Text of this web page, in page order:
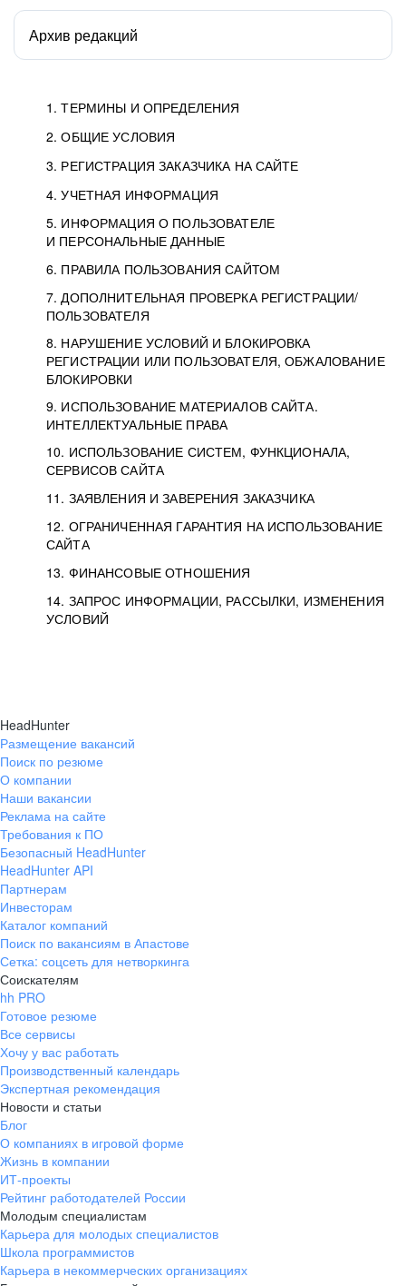
1. ТЕРМИНЫ И ОПРЕДЕЛЕНИЯ
2. ОБЩИЕ УСЛОВИЯ
3. РЕГИСТРАЦИЯ ЗАКАЗЧИКА НА САЙТЕ
4. УЧЕТНАЯ ИНФОРМАЦИЯ
5. ИНФОРМАЦИЯ О ПОЛЬЗОВАТЕЛЕ
И ПЕРСОНАЛЬНЫЕ ДАННЫЕ
6. ПРАВИЛА ПОЛЬЗОВАНИЯ САЙТОМ
7. ДОПОЛНИТЕЛЬНАЯ ПРОВЕРКА РЕГИСТРАЦИИ/
ПОЛЬЗОВАТЕЛЯ
8. НАРУШЕНИЕ УСЛОВИЙ И БЛОКИРОВКА
РЕГИСТРАЦИИ ИЛИ ПОЛЬЗОВАТЕЛЯ, ОБЖАЛОВАНИЕ
БЛОКИРОВКИ
9. ИСПОЛЬЗОВАНИЕ МАТЕРИАЛОВ САЙТА.
ИНТЕЛЛЕКТУАЛЬНЫЕ ПРАВА
10. ИСПОЛЬЗОВАНИЕ СИСТЕМ, ФУНКЦИОНАЛА,
СЕРВИСОВ САЙТА
11. ЗАЯВЛЕНИЯ И ЗАВЕРЕНИЯ ЗАКАЗЧИКА
12. ОГРАНИЧЕННАЯ ГАРАНТИЯ НА ИСПОЛЬЗОВАНИЕ
САЙТА
13. ФИНАНСОВЫЕ ОТНОШЕНИЯ
14. ЗАПРОС ИНФОРМАЦИИ, РАССЫЛКИ, ИЗМЕНЕНИЯ
УСЛОВИЙ
Архив редакций
HeadHunter
Размещение вакансий
Поиск по резюме
О компании
Наши вакансии
Реклама на сайте
Требования к ПО
Безопасный HeadHunter
HeadHunter API
Партнерам
Инвесторам
Каталог компаний
Поиск по вакансиям в Апастове
Сетка: соцсеть для нетворкинга
Соискателям
hh PRO
Готовое резюме
Все сервисы
Хочу у вас работать
Производственный календарь
Экспертная рекомендация
Новости и статьи
Блог
О компаниях в игровой форме
Жизнь в компании
ИТ-проекты
Рейтинг работодателей России
Молодым специалистам
Карьера для молодых специалистов
Школа программистов
Карьера в некоммерческих организациях